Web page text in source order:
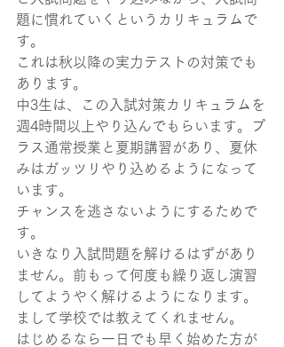
題に慣れていくというカリキュラムで
す。
これは秋以降の実力テストの対策でも
あります。
中3生は、この入試対策カリキュラムを
週4時間以上やり込んでもらいます。プ
ラス通常授業と夏期講習があり、夏休
みはガッツリやり込めるようになって
います。
チャンスを逃さないようにするためで
す。
いきなり入試問題を解けるはずがあり
ません。前もって何度も繰り返し演習
してようやく解けるようになります。
まして学校では教えてくれません。
はじめるなら一日でも早く始めた方が